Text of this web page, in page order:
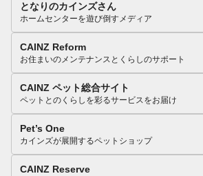
となりのカインズさん
ホームセンターを遊び倒すメディア
CAINZ Reform
お住まいのメンテナンスとくらしのサポート
CAINZ ペット総合サイト
ペットとのくらしを彩るサービスをお届け
Pet’s One
カインズが展開するペットショップ
CAINZ Reserve